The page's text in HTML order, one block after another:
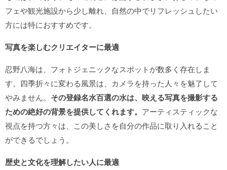
フェや観光施設から少し離れ、自然の中でリフレッシュしたい
方には特におすすめです。
写真を楽しむクリエイターに最適
忍野八海は、フォトジェニックなスポットが数多く存在しま
す。四季折々に変わる風景は、カメラを持った人々を魅了して
やみません。 その登録名水百選の水は、映える写真を撮影する
ための絶好の背景を提供してくれます。 アーティスティックな
視点を持つ方々は、この美しさを自分の作品に取り入れること
ができるでしょう。
歴史と文化を理解したい人に最適